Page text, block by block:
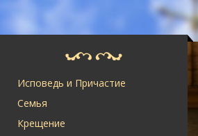
Исповедь и Причастие
Семья
Крещение